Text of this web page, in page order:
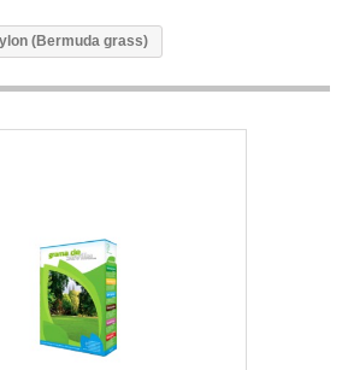
(Bermuda grass)